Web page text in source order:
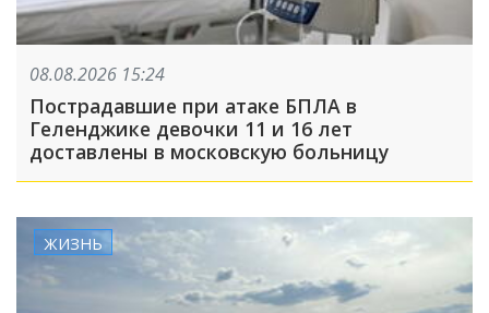
08.08.2026 15:24
Пострадавшие при атаке БПЛА в
Геленджике девочки 11 и 16 лет
доставлены в московскую больницу
ЖИЗНЬ